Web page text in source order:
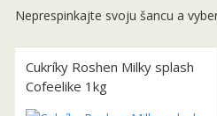
Neprespinkajte svoju šancu a
Cukríky Roshen Milky splash
Cofeelike 1kg